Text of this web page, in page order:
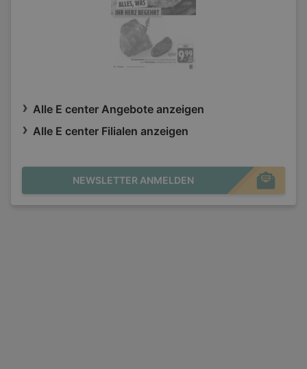
Alle E center Angebote anzeigen
Alle E center Filialen anzeigen
NEWSLETTER ANMELDEN